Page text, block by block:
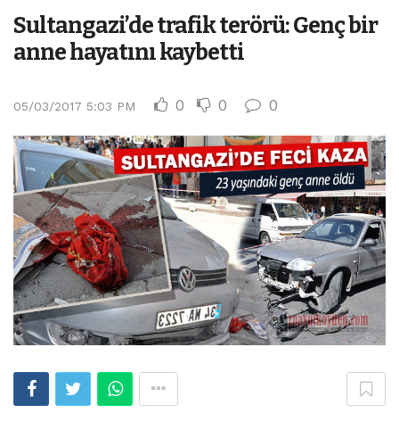
Sultangazi’de trafik terörü: Genç bir
anne hayatını kaybetti
05/03/2017 5:03 PM 0 0 0